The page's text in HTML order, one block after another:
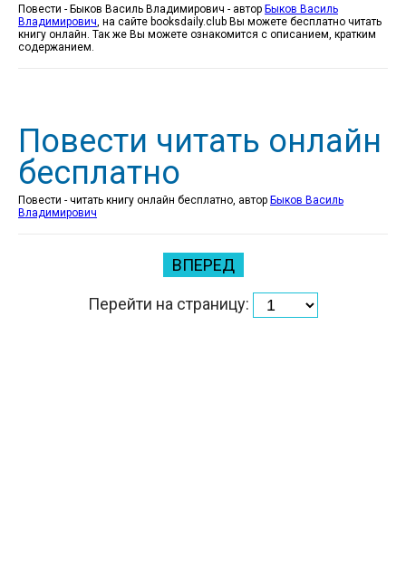
Повести - Быков Василь Владимирович - автор Быков Василь
Владимирович, на сайте booksdaily.club Вы можете бесплатно читать
книгу онлайн. Так же Вы можете ознакомится с описанием, кратким
содержанием.
Повести читать онлайн
бесплатно
Повести - читать книгу онлайн бесплатно, автор Быков Василь
Владимирович
ВПЕРЕД
Перейти на страницу: